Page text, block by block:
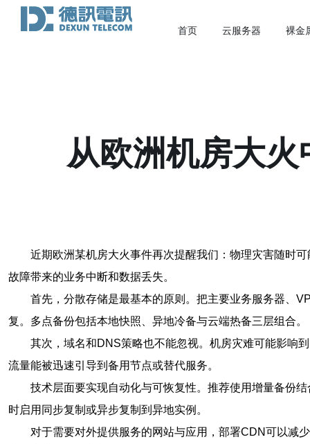
首页 云服务器 裸金
从欧洲机房大
近期欧洲某机房大火事件再次提醒我们：物理灾害随时
故障带来的业务中断和数据丢失。
首先，分散存储是最基本的原则。把主要业务服务器、
复。多点备份包括本地快照、异地冷备与云端热备三层组合。
其次，域名和DNS策略也不能忽视。机房灾难可能影响
流量能被迅速引导到备用节点或替代服务。
技术层面要实现自动化与可恢复性。推荐使用增量备份
时启用同步复制或异步复制到异地实例。
对于需要对外提供服务的网站与应用，部署CDN可以减